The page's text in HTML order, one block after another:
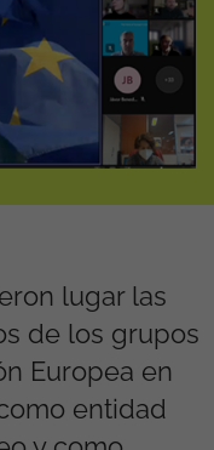
lugar las
de los grupos
Europea en
entidad